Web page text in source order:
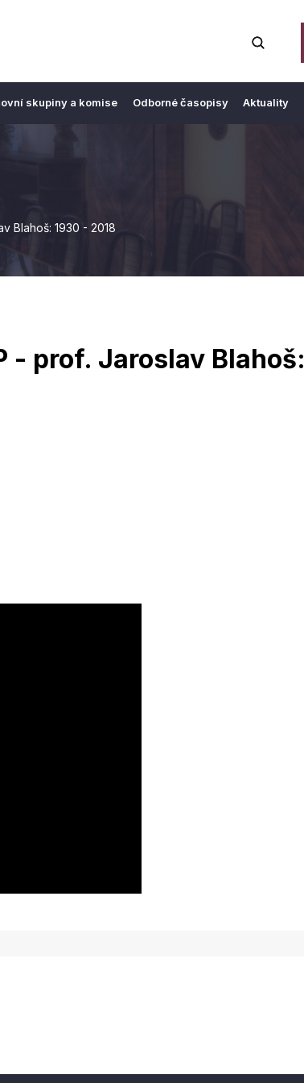
skupiny a komise Odborné časopisy Aktuality
Blahoš: 1930 - 2018
- prof. Jaroslav Blahoš: